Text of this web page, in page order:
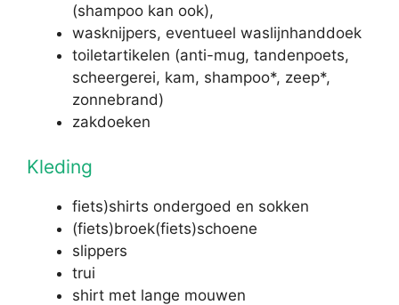
(shampoo kan ook),
wasknijpers, eventueel waslijnhanddoek
toiletartikelen (anti-mug, tandenpoets,
scheergerei, kam, shampoo*, zeep*,
zonnebrand)
zakdoeken
Kleding
fiets)shirts ondergoed en sokken
(fiets)broek(fiets)schoene
slippers
trui
shirt met lange mouwen